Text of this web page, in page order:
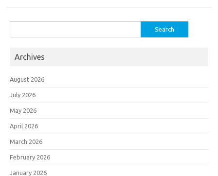
for:
Archives
August 2026
July 2026
May 2026
April 2026
March 2026
February 2026
January 2026